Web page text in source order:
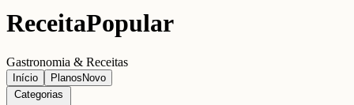
ReceitaPopular
Gastronomia & Receitas
Início Planos Novo
Categorias